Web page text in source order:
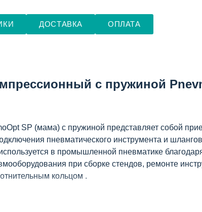
ДОСТАВКА ОПЛАТА
с пружиной
SP (мама) с пружиной представляет собой
пневматического инструмента и
в промышленной пневматике
при сборке стендов, ремонте
кольцом .